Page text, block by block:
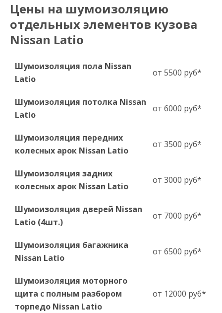
Цены на шумоизоляцию
отдельных элементов кузова
Nissan Latio
Шумоизоляция пола Nissan
Latio
от 5500 руб*
Шумоизоляция потолка Nissan
Latio
от 6000 руб*
Шумоизоляция передних
колесных арок Nissan Latio
от 3500 руб*
Шумоизоляция задних
колесных арок Nissan Latio
от 3000 руб*
Шумоизоляция дверей Nissan
Latio (4шт.)
от 7000 руб*
Шумоизоляция багажника
Nissan Latio
от 6500 руб*
Шумоизоляция моторного
щита с полным разбором
торпедо Nissan Latio
от 12000 руб*